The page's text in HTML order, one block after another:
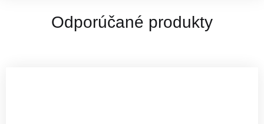
Odporúčané produkty